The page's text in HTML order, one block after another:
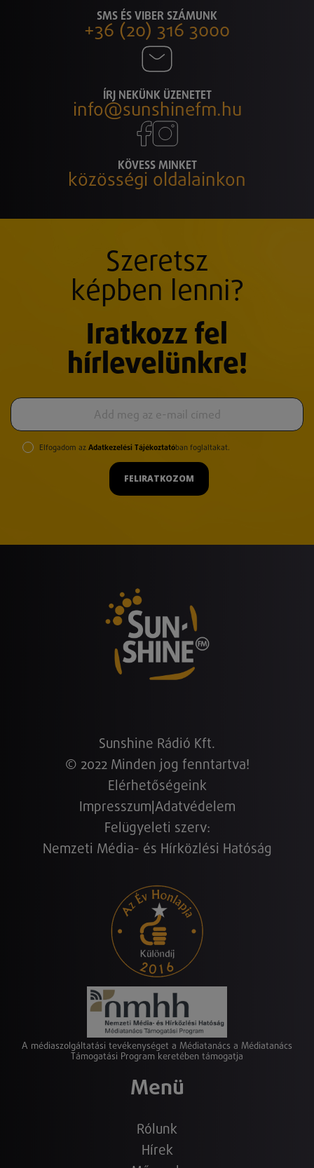
SMS ÉS VIBER SZÁMUNK
+36 (20) 316 3000
ÍRJ NEKÜNK ÜZENETET
info@sunshinefm.hu
KÖVESS MINKET
közösségi oldalainkon
Szeretsz
képben lenni?
Iratkozz fel
hírlevelünkre!
Elfogadom az Adatkezelési Tájékoztatóban foglaltakat.
FELIRATKOZOM
Sunshine Rádió Kft.
© 2022 Minden jog fenntartva!
Elérhetőségeink
Impresszum Adatvédelem
Felügyeleti szerv:
Nemzeti Média- és Hírközlési Hatóság
A médiaszolgáltatási tevékenységet a Médiatanács a Médiatanács
Támogatási Program keretében támogatja
Menü
Rólunk
Hírek